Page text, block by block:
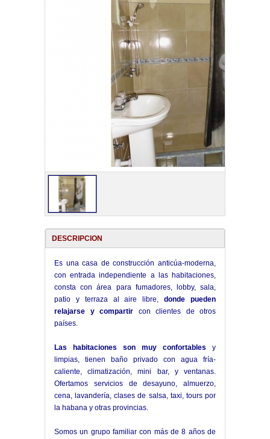
Varadero
Cienfuegos
Trinidad
Otras Ciudades
Otros Servicios
DESCRIPCION
Es una casa de construcción anticúa-moderna,
con entrada independiente a las habitaciones,
consta con área para fumadores, lobby, sala,
patio y terraza al aire libre,donde pueden
relajarse y compartir con clientes de otros
países.
Las habitaciones son muy confortables y
limpias, tienen baño privado con agua fría-
caliente, climatización, mini bar, y ventanas.
Ofertamos servicios de desayuno, almuerzo,
cena, lavandería, clases de salsa, taxi, tours por
la habana y otras provincias.
Somos un grupo familiar con más de 8 años de